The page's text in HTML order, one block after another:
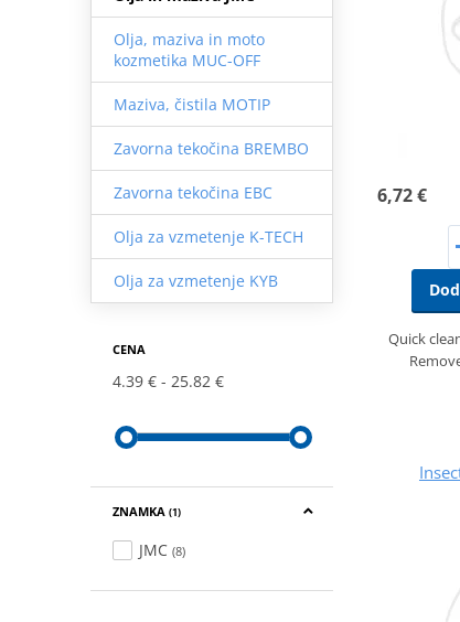
Olja, maziva in moto
kozmetika MUC-OFF
Maziva, čistila MOTIP
Zavorna tekočina BREMBO
Zavorna tekočina EBC
Olja za vzmetenje K-TECH
Olja za vzmetenje KYB
CENA
4.39 € 25.82 €
ZNAMKA (1)
JMC (8)
6,72 €
Quick